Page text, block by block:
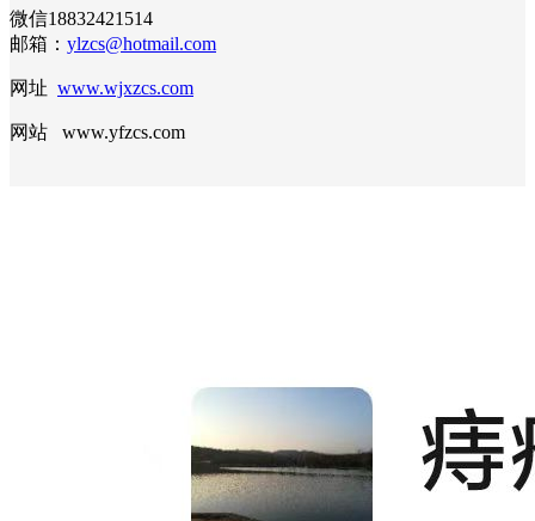
微信18832421514
邮箱： ylzcs@hotmail.com
网址 www.wjxzcs.com
网站 www.yfzcs.com